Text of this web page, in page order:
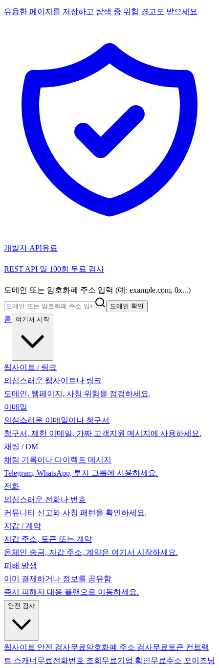
유용한 페이지를 저장하고 탐색 중 위험 경고도 받으세요
개발자 API유료
REST API 일 100회 무료 검사
도메인 또는 암호화폐 주소 입력 (예: example.com, 0x...)
도메인 확인
홈 여기서 시작
웹사이트 / 링크
의심스러운 웹사이트나 링크
도메인, 웹페이지, 사칭 위험을 점검하세요.
이메일
의심스러운 이메일이나 청구서
청구서, 제한 이메일, 가짜 고객지원 메시지에 사용하세요.
채팅 / DM
채팅 기록이나 다이렉트 메시지
Telegram, WhatsApp, 투자 그룹에 사용하세요.
전화
의심스러운 전화나 번호
커뮤니티 신고와 사칭 패턴을 확인하세요.
지갑 / 계약
지갑 주소, 토큰 또는 계약
온체인 송금, 지갑 주소, 계약은 여기서 시작하세요.
피해 발생
이미 결제하거나 정보를 공유함
즉시 피해자 대응 플랜으로 이동하세요.
안전 검사
웹사이트 안전 검사무료암호화폐 주소 검사무료 토큰 컨트랙
트 스캐너 무료전화번호 조회 무료기업 확인무료주소 포이즈닝